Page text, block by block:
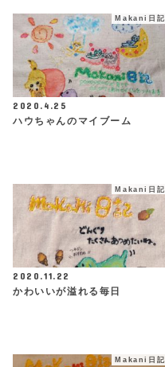
Makani日記
2020.4.25
ハウちゃんのマイブーム
Makani日記
2020.11.22
かわいいが溢れる毎日
Makani日記